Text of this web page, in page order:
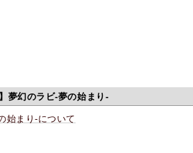
夢幻のラビ-夢の始まり-
始まり-について